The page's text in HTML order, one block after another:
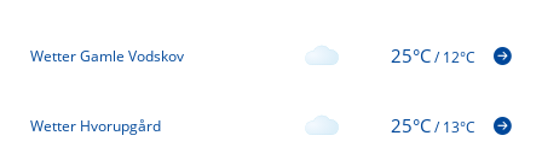
Wetter Gamle Vodskov 25°C/12°C
Wetter Hvorupgård 25°C/13°C